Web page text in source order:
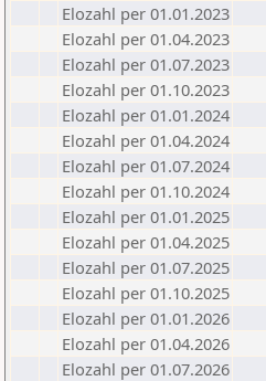
Elozahl per 01.01.2023
Elozahl per 01.04.2023
Elozahl per 01.07.2023
Elozahl per 01.10.2023
Elozahl per 01.01.2024
Elozahl per 01.04.2024
Elozahl per 01.07.2024
Elozahl per 01.10.2024
Elozahl per 01.01.2025
Elozahl per 01.04.2025
Elozahl per 01.07.2025
Elozahl per 01.10.2025
Elozahl per 01.01.2026
Elozahl per 01.04.2026
Elozahl per 01.07.2026